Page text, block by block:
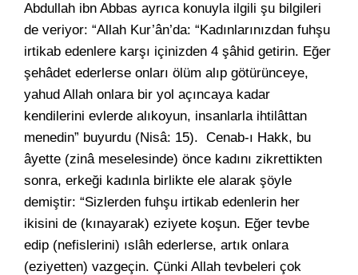
Abdullah ibn Abbas ayrıca konuyla ilgili şu bilgileri
de veriyor: “Allah Kur’ân’da: “Kadınlarınızdan fuhşu
irtikab edenlere karşı içinizden 4 şâhid getirin. Eğer
şehâdet ederlerse onları ölüm alıp götürünceye,
yahud Allah onlara bir yol açıncaya kadar
kendilerini evlerde alıkoyun, insanlarla ihtilâttan
menedin” buyurdu (Nisâ: 15). Cenab-ı Hakk, bu
âyette (zinâ meselesinde) önce kadını zikrettikten
sonra, erkeği kadınla birlikte ele alarak şöyle
demiştir: “Sizlerden fuhşu irtikab edenlerin her
ikisini de (kınayarak) eziyete koşun. Eğer tevbe
edip (nefislerini) ıslâh ederlerse, artık onlara
(eziyetten) vazgeçin. Çünki Allah tevbeleri çok